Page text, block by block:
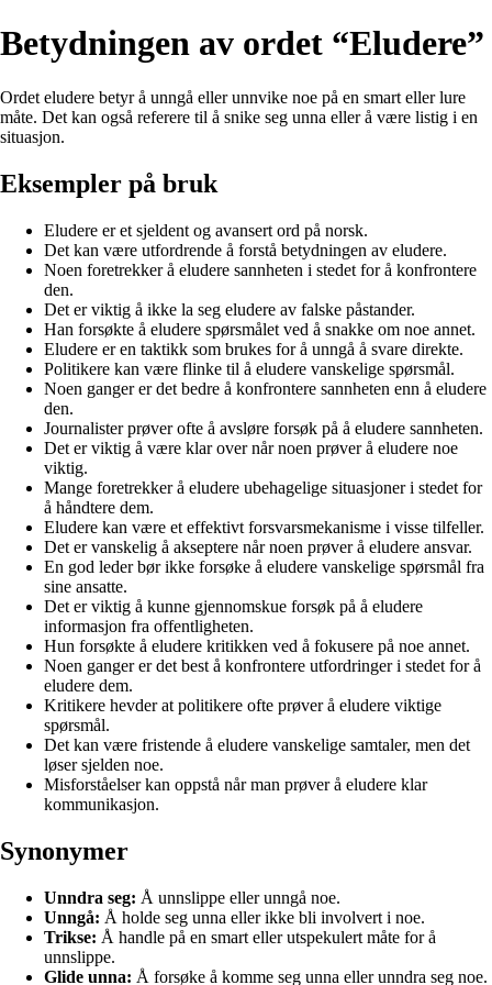
Betydningen av ordet “Eludere”
Ordet eludere betyr å unngå eller unnvike noe på en smart eller lure
måte. Det kan også referere til å snike seg unna eller å være listig i en
situasjon.
Eksempler på bruk
Eludere er et sjeldent og avansert ord på norsk.
Det kan være utfordrende å forstå betydningen av eludere.
Noen foretrekker å eludere sannheten i stedet for å konfrontere
den.
Det er viktig å ikke la seg eludere av falske påstander.
Han forsøkte å eludere spørsmålet ved å snakke om noe annet.
Eludere er en taktikk som brukes for å unngå å svare direkte.
Politikere kan være flinke til å eludere vanskelige spørsmål.
Noen ganger er det bedre å konfrontere sannheten enn å eludere
den.
Journalister prøver ofte å avsløre forsøk på å eludere sannheten.
Det er viktig å være klar over når noen prøver å eludere noe
viktig.
Mange foretrekker å eludere ubehagelige situasjoner i stedet for
å håndtere dem.
Eludere kan være et effektivt forsvarsmekanisme i visse tilfeller.
Det er vanskelig å akseptere når noen prøver å eludere ansvar.
En god leder bør ikke forsøke å eludere vanskelige spørsmål fra
sine ansatte.
Det er viktig å kunne gjennomskue forsøk på å eludere
informasjon fra offentligheten.
Hun forsøkte å eludere kritikken ved å fokusere på noe annet.
Noen ganger er det best å konfrontere utfordringer i stedet for å
eludere dem.
Kritikere hevder at politikere ofte prøver å eludere viktige
spørsmål.
Det kan være fristende å eludere vanskelige samtaler, men det
løser sjelden noe.
Misforståelser kan oppstå når man prøver å eludere klar
kommunikasjon.
Synonymer
Unndra seg: Å unnslippe eller unngå noe.
Unngå: Å holde seg unna eller ikke bli involvert i noe.
Trikse: Å handle på en smart eller utspekulert måte for å
unnslippe.
Glide unna: Å forsøke å komme seg unna eller unndra seg noe.